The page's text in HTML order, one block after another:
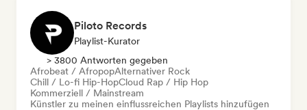
Piloto Records
Playlist-Kurator
> 3800 Antworten gegeben
Afrobeat / AfropopAlternativer Rock
Chill / Lo-fi Hip-HopCloud Rap / Hip Hop
Kommerziell / Mainstream
Künstler zu meinen einflussreichen Playlists hinzufügen